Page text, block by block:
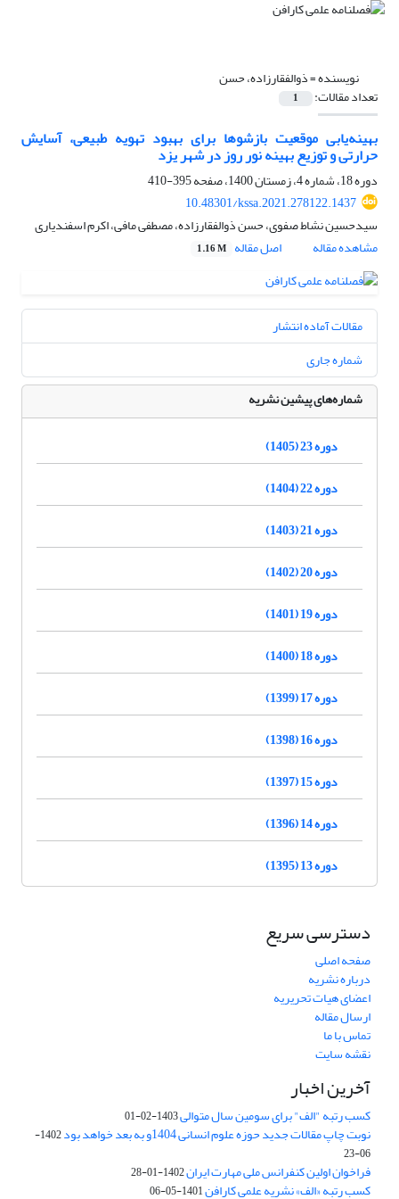
نویسنده =ذوالفقارزاده، حسن
تعداد مقالات: 1
بهینه‌یابی موقعیت بازشوها برای بهبود تهویه طبیعی، آسایش
حرارتی و توزیع بهینه نور روز در شهر یزد
دوره 18، شماره 4، زمستان 1400، صفحه
395-410
10.48301/kssa.2021.278122.1437
سیدحسین نشاط صفوی، حسن ذوالفقارزاده، مصطفی مافی، اکرم اسفندیاری
مشاهده مقاله
اصل مقاله 1.16 M
مقالات آماده انتشار
شماره جاری
شماره‌های پیشین نشریه
دوره 23 (1405)
دوره 22 (1404)
دوره 21 (1403)
دوره 20 (1402)
دوره 19 (1401)
دوره 18 (1400)
دوره 17 (1399)
دوره 16 (1398)
دوره 15 (1397)
دوره 14 (1396)
دوره 13 (1395)
دسترسی سریع
صفحه اصلی
درباره نشریه
اعضای هیات تحریریه
ارسال مقاله
تماس با ما
نقشه سایت
آخرین اخبار
کسب رتبه "الف" برای سومین سال متوالی1403-02-01
نوبت چاپ مقالات جدید حوزه علوم انسانی 1404و به بعد خواهد بود
1402-
06-23
فراخوان اولین کنفرانس ملی مهارت ایران1402-01-28
کسب رتبه «الف» نشریه علمی کارافن1401-05-06